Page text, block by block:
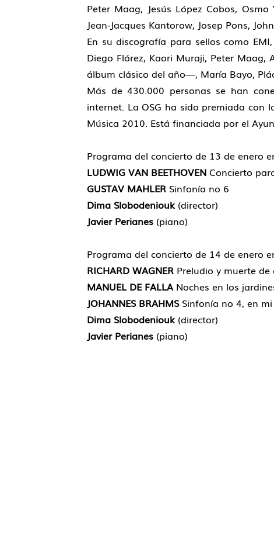
Peter Maag, Jesús López Cobos,
Jean-Jacques Kantorow, Josep Pons,
En su discografía para sellos como
Diego Flórez, Kaori Muraji, Peter
álbum clásico del año—, María Bayo,
Más de 430.000 personas se han
internet. La OSG ha sido premiada con
Música 2010. Está financiada por el
Programa del concierto de 13 de enero
LUDWIG VAN BEETHOVENConcierto
GUSTAV MAHLERSinfonía no 6
Dima Slobodeniouk(director)
Javier Perianes(piano)
Programa del concierto de 14 de enero
RICHARD WAGNERPreludio y muerte de
MANUEL DE FALLANoches en los
JOHANNES BRAHMSSinfonía no 4, en
Dima Slobodeniouk(director)
Javier Perianes(piano)